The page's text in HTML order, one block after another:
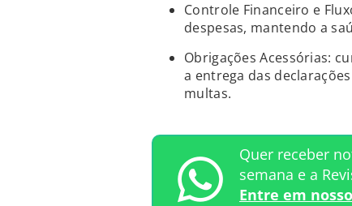
Controle Financeiro e
despesas, mantendo a
Obrigações Acessórias:
a entrega das
multas.
Quer receber
semana e a
Entre em